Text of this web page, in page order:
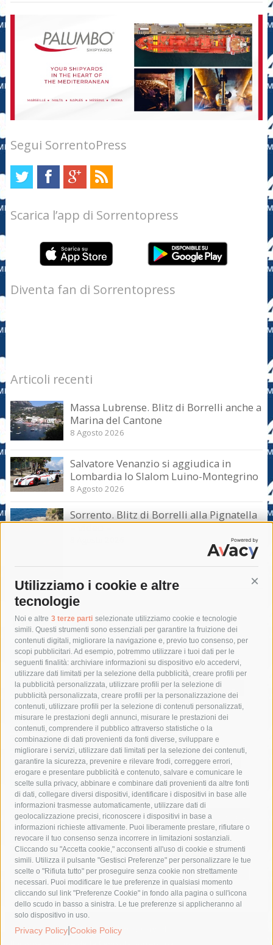
Utilizziamo i cookie e altre
tecnologie
Noi e altre 3 terze parti selezionate utilizziamo cookie e tecnologie
simili. Questi strumenti sono essenziali per garantire la fruizione dei
contenuti digitali, migliorare la navigazione e, previo tuo consenso, per
scopi pubblicitari. Ad esempio, potremmo utilizzare i tuoi dati per le
seguenti finalità: archiviare informazioni su dispositivo e/o accedervi,
utilizzare dati limitati per la selezione della pubblicità, creare profili per
la pubblicità personalizzata, utilizzare profili per la selezione di
pubblicità personalizzata, creare profili per la personalizzazione dei
contenuti, utilizzare profili per la selezione di contenuti personalizzati,
misurare le prestazioni degli annunci, misurare le prestazioni dei
contenuti, comprendere il pubblico attraverso statistiche o la
combinazione di dati provenienti da fonti diverse, sviluppare e
migliorare i servizi, utilizzare dati limitati per la selezione dei contenuti,
garantire la sicurezza, prevenire e rilevare frodi, correggere errori,
erogare e presentare pubblicità e contenuto, salvare e comunicare le
scelte sulla privacy, abbinare e combinare dati provenienti da altre fonti
di dati, collegare diversi dispositivi, identificare i dispositivi in base alle
informazioni trasmesse automaticamente, utilizzare dati di
geolocalizzazione precisi, riconoscere i dispositivi in base a
informazioni richieste attivamente. Puoi liberamente prestare, rifiutare o
revocare il tuo consenso senza incorrere in limitazioni sostanziali.
Cliccando su "Accetta cookie," acconsenti all'uso di cookie e strumenti
simili. Utilizza il pulsante "Gestisci Preferenze" per personalizzare le tue
scelte o "Rifiuta tutto" per proseguire senza cookie non strettamente
necessari. Puoi modificare le tue preferenze in qualsiasi momento
cliccando sul link "Preferenze Cookie" in fondo alla pagina o sull'icona
dello scudo in basso a sinistra. Le tue preferenze si applicheranno al
solo dispositivo in uso.
Privacy Policy Cookie Policy
Segui SorrentoPress
Scarica l’app di Sorrentopress
Diventa fan di Sorrentopress
Articoli recenti
Massa Lubrense. Blitz di Borrelli anche a
Marina del Cantone
8 Agosto 2026
Salvatore Venanzio si aggiudica in
Lombardia lo Slalom Luino-Montegrino
8 Agosto 2026
Sorrento. Blitz di Borrelli alla Pignatella
– video –
Tag
acqua allerta meteo
anas
area marina protetta di punta campanella
arresto
Asl Napoli 3 sud
capitaneria di porto capri
carabinieri
castellammare di stabia
circumvesuviana
comune di sorrento
concerto
contagi
costiera amalfitana
covid-19 eav
elezioni
fondazione sorrento
gori guardia costiera
incidente
lavori
lorenzo balducelli mare
massa lubrense
massimo coppola
Meta napoli
ordinanza
penisola sorrentina
piano di sorrento
polizia municipale
protezione civile
Regione Campania
sant'agnello
sindaco cuomo
sorrento studenti temporali
treni
turismo
Vico Equense villa fiorentino vincenzo de luca
© 2015 SorrentoPress. All rights reserved.